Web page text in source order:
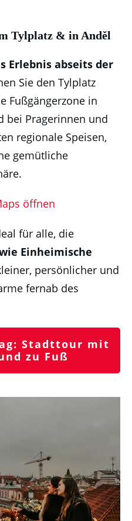
Tylplatz & in Anděl
Erlebnis abseits der
Sie den Tylplatz
Fußgängerzone in
bei Pragerinnen und
regionale Speisen,
gemütliche
öffnen
für alle, die
Einheimische
persönlicher und
fernab des
Stadttour mit
zu Fuß